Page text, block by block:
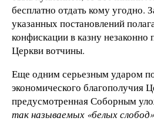
бесплатно отдать кому угодно.
указанных постановлений
конфискации в казну незаконно
Церкви вотчины.
Еще одним серьезным ударом
экономического благополучия
предусмотренная Соборным
так называемых «белых